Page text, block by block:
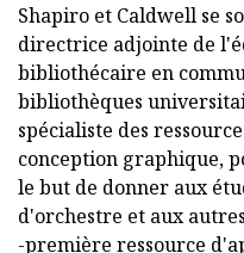
Shapiro et Caldwell se
directrice adjointe de
bibliothécaire en
bibliothèques
spécialiste des
conception graphique,
le but de donner aux
d'orchestre et aux
-première ressource